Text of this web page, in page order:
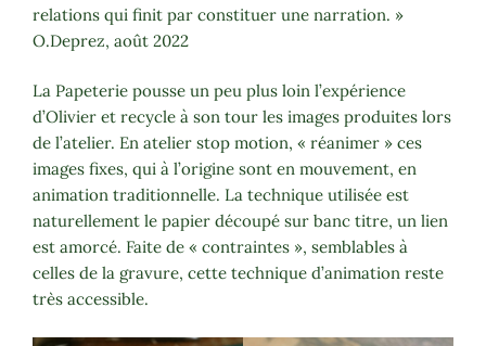
relations qui finit par constituer une narration. »
O.Deprez, août 2022
La Papeterie pousse un peu plus loin l’expérience
d’Olivier et recycle à son tour les images produites lors
de l’atelier. En atelier stop motion, « réanimer » ces
images fixes, qui à l’origine sont en mouvement, en
animation traditionnelle. La technique utilisée est
naturellement le papier découpé sur banc titre, un lien
est amorcé. Faite de « contraintes », semblables à
celles de la gravure, cette technique d’animation reste
très accessible.